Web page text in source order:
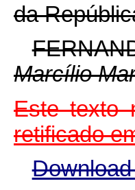
da
Marcílio
Este texto
retificado